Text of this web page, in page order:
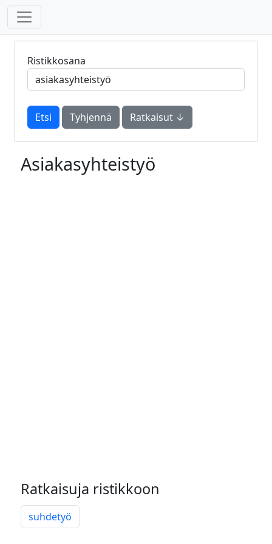
Ristikkosana
Tyhjennä Ratkaisut ↓
Asiakasyhteistyö
Ratkaisuja ristikkoon
suhdetyö